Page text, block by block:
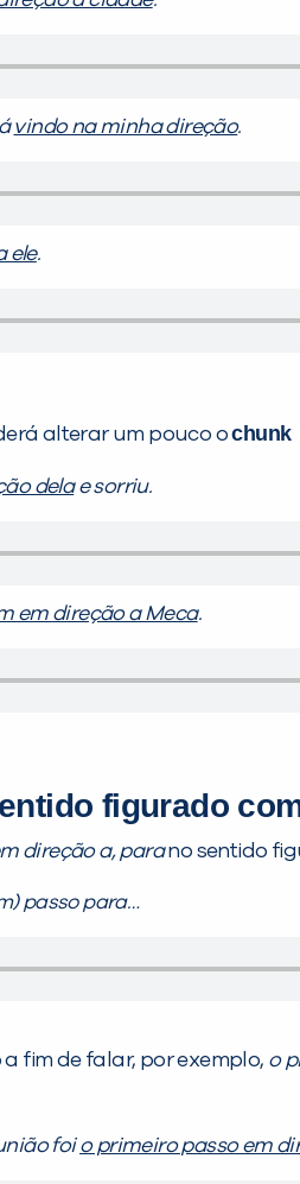
vindo na minha direção.
ele.
alterar um pouco ochunk
delae sorriu.
em direção a Meca.
figurado
direção a, parano sentido
passo para…
fim de falar, por exemplo, o
foio primeiro passo em